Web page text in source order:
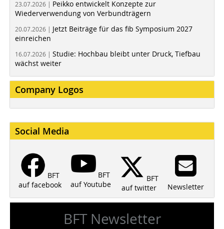
23.07.2026 | Peikko entwickelt Konzepte zur
Wiederverwendung von Verbundträgern
20.07.2026 | Jetzt Beiträge für das fib Symposium 2027
einreichen
16.07.2026 | Studie: Hochbau bleibt unter Druck, Tiefbau
wächst weiter
Company Logos
Social Media
BFT
auf facebook
BFT
auf Youtube
BFT
auf twitter
Newsletter
BFT Newsletter